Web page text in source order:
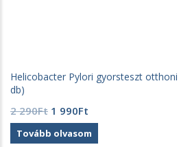
Helicobacter Pylori gyorsteszt
db)
2 290Ft Original
price
was:
1 990Ft
price
is:
Tovább olvasom